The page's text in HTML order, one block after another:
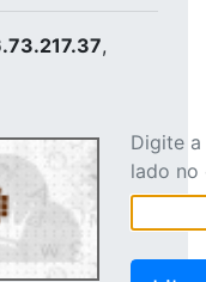
,
Digite
lado no